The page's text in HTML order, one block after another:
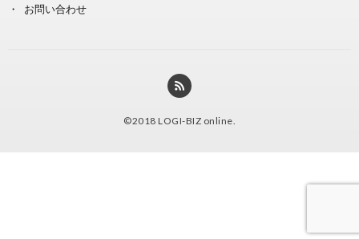
お問い合わせ
©2018 LOGI-BIZ online